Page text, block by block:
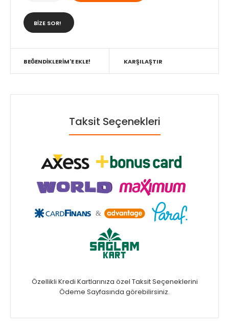
BIZE SOR!
BEĞENDIKLERIM'E EKLE! KARŞILAŞTIR
Taksit Seçenekleri
Özellikli Kredi Kartlarınıza özel Taksit Seçeneklerini
Ödeme Sayfasında görebilirsiniz.